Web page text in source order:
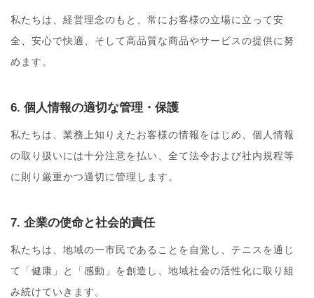
私たちは、経営理念のもと、常にお客様の立場に立って安
全、安心で快適、そして高品質な商品やサービスの提供に努
めます。
6. 個人情報の適切な管理・保護
私たちは、業務上知りえたお客様の情報をはじめ、個人情報
の取り扱いには十分注意を払い、全て法令および社内規程等
に則り厳重かつ適切に管理します。
7. 企業の使命と社会的責任
私たちは、地域の一市民であることを自覚し、テニスを通じ
て「健康」と「感動」を創造し、地域社会の活性化に取り組
み続けていきます。